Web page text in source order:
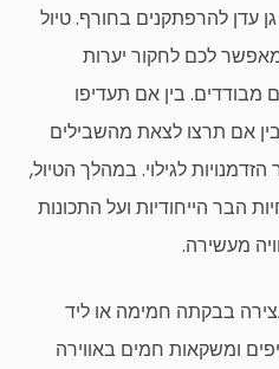
עדן להרפתקנים בחורף. טיול
מאפשר לכם לחקור יערות
מבודדים. בין אם תעדיפו
אם תרצו לצאת מהשבילים
לגילוי. במהלך הטיול,
הבר הייחודיות ועל התכונות
מעשירה.
בבקתה חמימה או ליד
ומשקאות חמים באווירה